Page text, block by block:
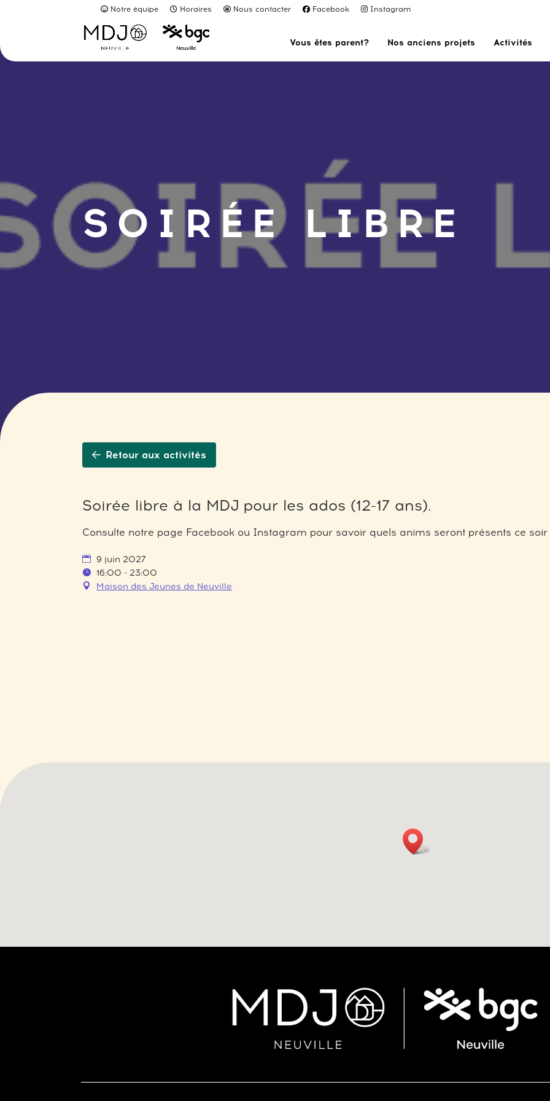
Notre équipe Horaires Nous contacter Facebook Instagram
Vous êtes parent? Nos anciens projets Activités
SOIRÉE LIBRE
Retour aux activités
Soirée libre à la MDJ pour les ados (12-17 ans).
Consulte notre page Facebook ou Instagram pour savoir quels anims seront présents ce soir
9 juin 2027
16:00 - 23:00
Maison des Jeunes de Neuville